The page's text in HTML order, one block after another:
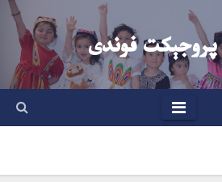
پروجېكت فوندى